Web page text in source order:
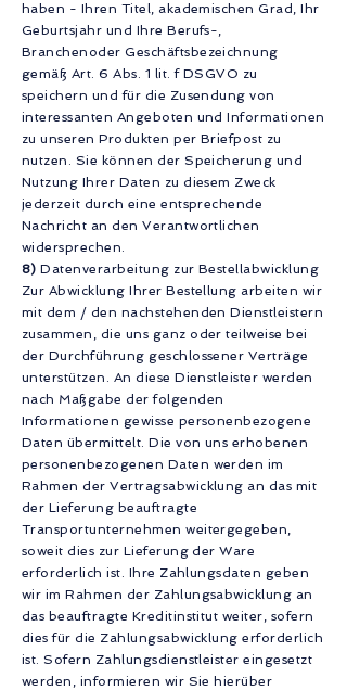
haben - Ihren Titel, akademischen Grad, Ihr
Geburtsjahr und Ihre Berufs-,
Branchenoder Geschäftsbezeichnung
gemäß Art. 6 Abs. 1 lit. f DSGVO zu
speichern und für die Zusendung von
interessanten Angeboten und Informationen
zu unseren Produkten per Briefpost zu
nutzen. Sie können der Speicherung und
Nutzung Ihrer Daten zu diesem Zweck
jederzeit durch eine entsprechende
Nachricht an den Verantwortlichen
widersprechen.
8) Datenverarbeitung zur Bestellabwicklung
Zur Abwicklung Ihrer Bestellung arbeiten wir
mit dem / den nachstehenden Dienstleistern
zusammen, die uns ganz oder teilweise bei
der Durchführung geschlossener Verträge
unterstützen. An diese Dienstleister werden
nach Maßgabe der folgenden
Informationen gewisse personenbezogene
Daten übermittelt. Die von uns erhobenen
personenbezogenen Daten werden im
Rahmen der Vertragsabwicklung an das mit
der Lieferung beauftragte
Transportunternehmen weitergegeben,
soweit dies zur Lieferung der Ware
erforderlich ist. Ihre Zahlungsdaten geben
wir im Rahmen der Zahlungsabwicklung an
das beauftragte Kreditinstitut weiter, sofern
dies für die Zahlungsabwicklung erforderlich
ist. Sofern Zahlungsdienstleister eingesetzt
werden, informieren wir Sie hierüber